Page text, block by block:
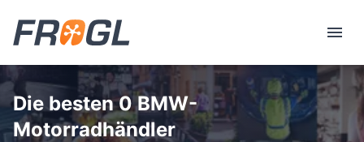
Die besten 0 BMW-
Motorradhändler